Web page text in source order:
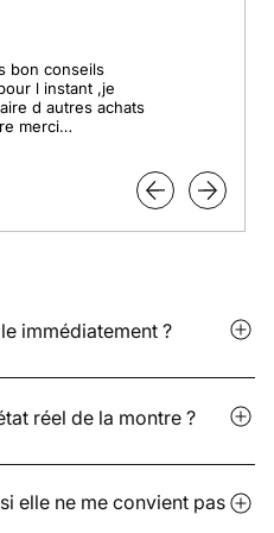
bon conseils
l instant ,je
d autres achats
merci
immédiatement ?
en stock ou proposé
en fonction du lieu de
répondre plus précisément.
réel de la montre ?
fidèles, sans retouche
certains détails peuvent
marque peuvent légèrement
elle ne me convient pas